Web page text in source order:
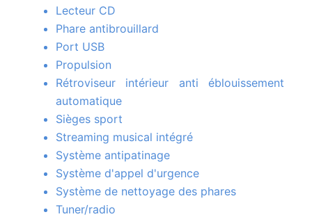
Lecteur CD
Phare antibrouillard
Port USB
Propulsion
Rétroviseur intérieur anti éblouissement
automatique
Sièges sport
Streaming musical intégré
Système antipatinage
Système d'appel d'urgence
Système de nettoyage des phares
Tuner/radio